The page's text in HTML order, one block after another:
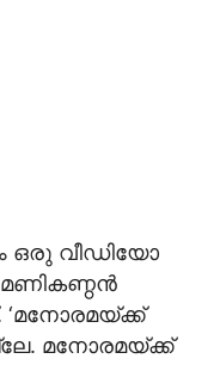
ഒരു വീഡിയോ
മണികണ്ഠൻ
‘മനോരമയ്ക്ക്
മനോരമയ്ക്ക്